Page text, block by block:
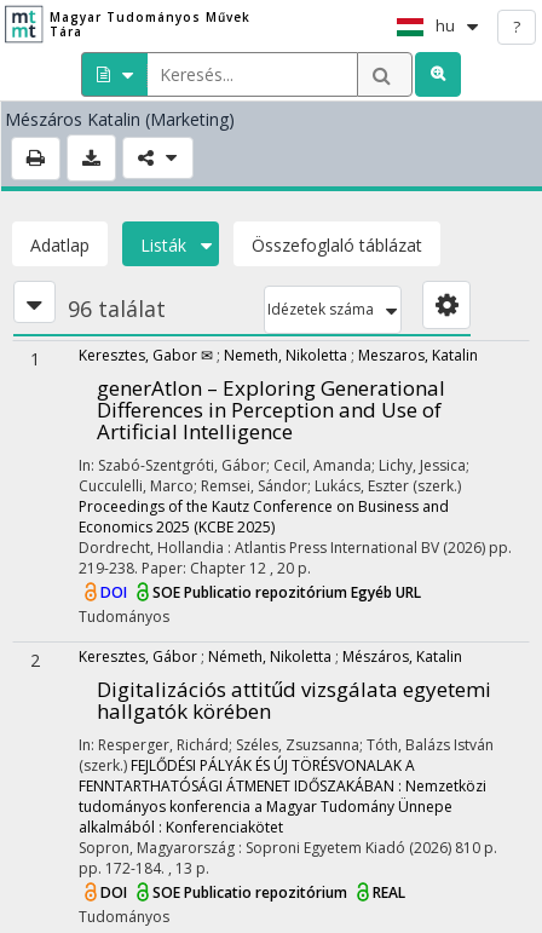
Magyar Tudományos Művek
Tára
hu ?
Mészáros Katalin (Marketing)
Adatlap Listák Összefoglaló táblázat
96 találat Idézetek száma
1 Keresztes, Gabor ✉ ; Nemeth, Nikoletta ; Meszaros, Katalin
generAtIon – Exploring Generational
Differences in Perception and Use of
Artificial Intelligence
In: Szabó-Szentgróti, Gábor; Cecil, Amanda; Lichy, Jessica;
Cucculelli, Marco; Remsei, Sándor; Lukács, Eszter (szerk.)
Proceedings of the Kautz Conference on Business and
Economics 2025 (KCBE 2025)
Dordrecht, Hollandia : Atlantis Press International BV (2026) pp.
219-238. Paper: Chapter 12 , 20 p.
DOI
SOE Publicatio repozitóriumEgyéb URL
Tudományos
2 Keresztes, Gábor ; Németh, Nikoletta ; Mészáros, Katalin
Digitalizációs attitűd vizsgálata egyetemi
hallgatók körében
In: Resperger, Richárd; Széles, Zsuzsanna; Tóth, Balázs István
(szerk.) FEJLŐDÉSI PÁLYÁK ÉS ÚJ TÖRÉSVONALAK A
FENNTARTHATÓSÁGI ÁTMENET IDŐSZAKÁBAN : Nemzetközi
tudományos konferencia a Magyar Tudomány Ünnepe
alkalmából : Konferenciakötet
Sopron, Magyarország : Soproni Egyetem Kiadó (2026) 810 p.
pp. 172-184. , 13 p.
DOI
SOE Publicatio repozitórium
REAL
Tudományos